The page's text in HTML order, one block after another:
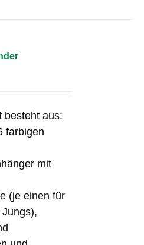
besteht aus:
farbigen
mit
(je einen für